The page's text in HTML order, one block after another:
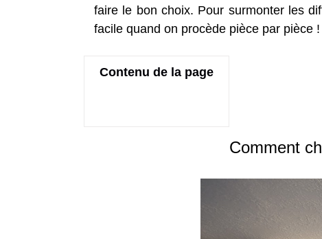
faire le bon choix. Pour surmonter les
facile quand on procède pièce par pièce !
Contenu de la page
Comment